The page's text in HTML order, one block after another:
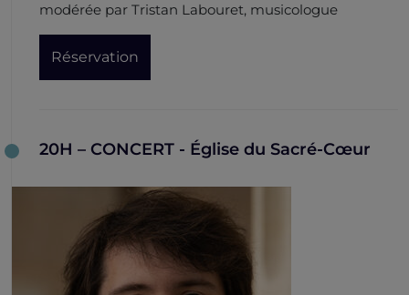
modérée par Tristan Labouret, musicologue
Réservation
20H – CONCERT - Église du Sacré-Cœur